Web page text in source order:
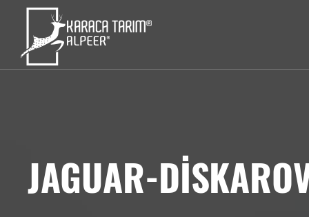
JAGUAR-